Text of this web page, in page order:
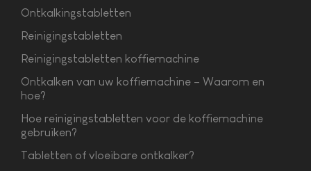
Ontkalkingstabletten
Reinigingstabletten
Reinigingstabletten koffiemachine
Ontkalken van uw koffiemachine – Waarom en
hoe?
Hoe reinigingstabletten voor de koffiemachine
gebruiken?
Tabletten of vloeibare ontkalker?